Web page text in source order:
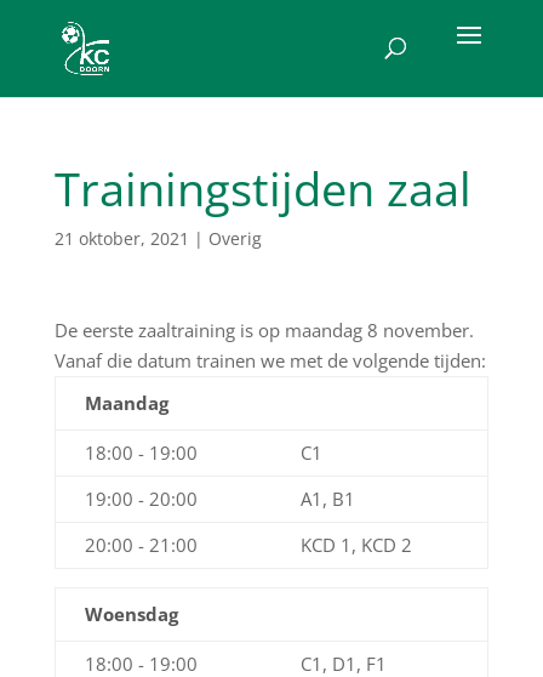
Trainingstijden zaal
21 oktober, 2021 | Overig
De eerste zaaltraining is op maandag 8 november.
Vanaf die datum trainen we met de volgende tijden:
Maandag
18:00 - 19:00
C1
19:00 - 20:00
A1, B1
20:00 - 21:00
KCD 1, KCD 2
Woensdag
18:00 - 19:00
C1, D1, F1